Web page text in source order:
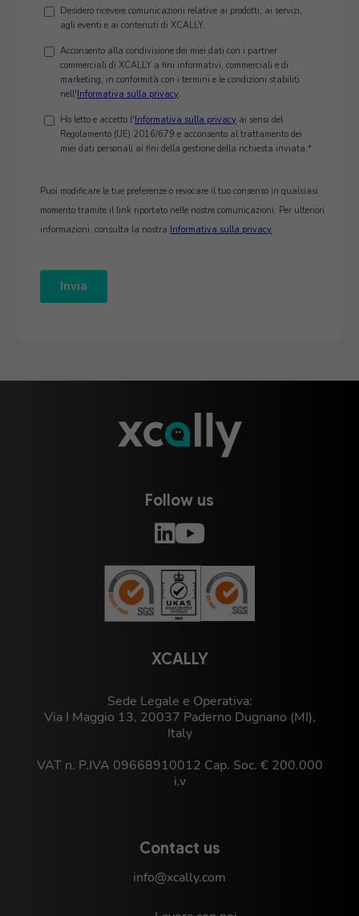
XCALLY
Sede Legale e Operativa:
Via I Maggio 13, 20037 Paderno Dugnano (MI),
Italy
VAT n. P.IVA 09668910012 Cap. Soc. € 200.000
i.v
Contact us
info@xcally.com
Follow us